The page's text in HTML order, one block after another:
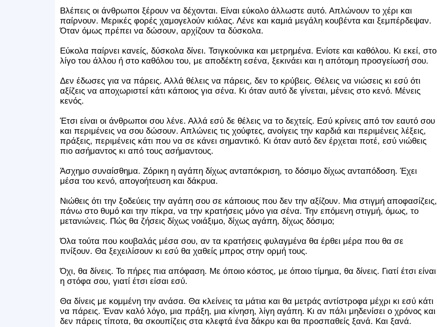
Βλέπεις οι άνθρωποι ξέρουν να δέχονται. Είναι εύκολο άλλωστε αυτό. Απλώνουν το χέρι και
παίρνουν. Μερικές φορές χαμογελούν κιόλας. Λένε και καμιά μεγάλη κουβέντα και ξεμπέρδεψαν.
Όταν όμως πρέπει να δώσουν, αρχίζουν τα δύσκολα.
Εύκολα παίρνει κανείς, δύσκολα δίνει. Τσιγκούνικα και μετρημένα. Ενίοτε και καθόλου. Κι εκεί, στο
λίγο του άλλου ή στο καθόλου του, με αποδέκτη εσένα, ξεκινάει και η απότομη προσγείωσή σου.
Δεν έδωσες για να πάρεις. Αλλά θέλεις να πάρεις, δεν το κρύβεις. Θέλεις να νιώσεις κι εσύ ότι
αξίζεις να αποχωριστεί κάτι κάποιος για σένα. Κι όταν αυτό δε γίνεται, μένεις στο κενό. Μένεις
κενός.
Έτσι είναι οι άνθρωποι σου λένε. Αλλά εσύ δε θέλεις να το δεχτείς. Εσύ κρίνεις από τον εαυτό σου
και περιμένεις να σου δώσουν. Απλώνεις τις χούφτες, ανοίγεις την καρδιά και περιμένεις λέξεις,
πράξεις, περιμένεις κάτι που να σε κάνει σημαντικό. Κι όταν αυτό δεν έρχεται ποτέ, εσύ νιώθεις
πιο ασήμαντος κι από τους ασήμαντους.
Άσχημο συναίσθημα. Ζόρικη η αγάπη δίχως ανταπόκριση, το δόσιμο δίχως ανταπόδοση. Έχει
μέσα του κενό, απογοήτευση και δάκρυα.
Νιώθεις ότι την ξοδεύεις την αγάπη σου σε κάποιους που δεν την αξίζουν. Μια στιγμή αποφασίζεις,
πάνω στο θυμό και την πίκρα, να την κρατήσεις μόνο για σένα. Την επόμενη στιγμή, όμως, το
μετανιώνεις. Πώς θα ζήσεις δίχως νοιάξιμο, δίχως αγάπη, δίχως δόσιμο;
Όλα τούτα που κουβαλάς μέσα σου, αν τα κρατήσεις φυλαγμένα θα έρθει μέρα που θα σε
πνίξουν. Θα ξεχειλίσουν κι εσύ θα χαθείς μπρος στην ορμή τους.
Όχι, θα δίνεις. Το πήρες πια απόφαση. Με όποιο κόστος, με όποιο τίμημα, θα δίνεις. Γιατί έτσι είναι
η στόφα σου, γιατί έτσι είσαι εσύ.
Θα δίνεις με κομμένη την ανάσα. Θα κλείνεις τα μάτια και θα μετράς αντίστροφα μέχρι κι εσύ κάτι
να πάρεις. Έναν καλό λόγο, μια πράξη, μια κίνηση, λίγη αγάπη. Κι αν πάλι μηδενίσει ο χρόνος και
δεν πάρεις τίποτα, θα σκουπίζεις στα κλεφτά ένα δάκρυ και θα προσπαθείς ξανά. Και ξανά.